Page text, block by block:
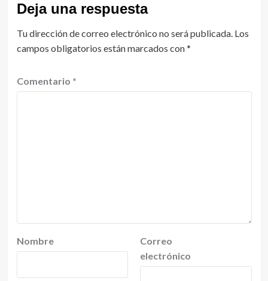
Deja una respuesta
Tu dirección de correo electrónico no será publicada. Los
campos obligatorios están marcados con*
Comentario *
Nombre
Correo
electrónico